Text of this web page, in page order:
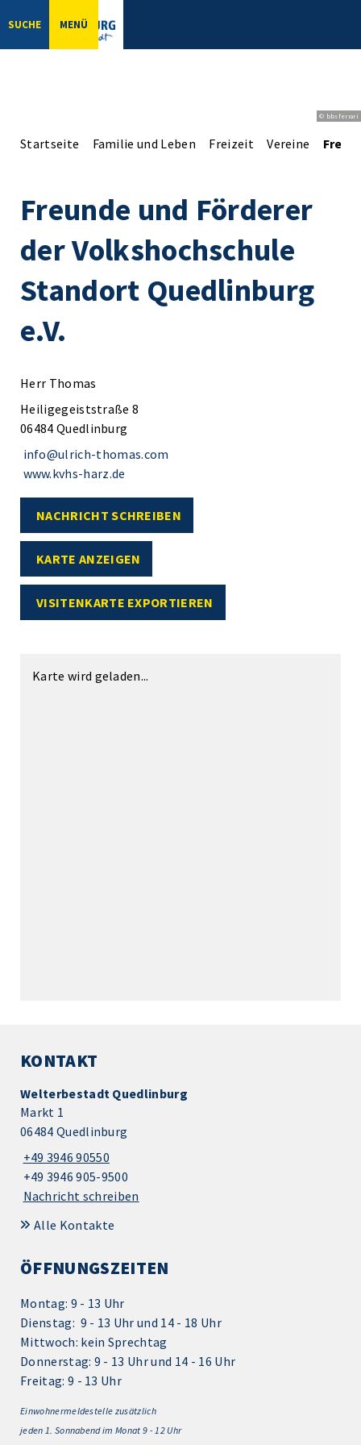
SUCHE MENÜ
© bbsferrari
Startseite Familie und Leben Freizeit Vereine
Freunde und Förderer
der Volkshochschule
Standort Quedlinburg
e.V.
Herr Thomas
Heiligegeiststraße 8
06484 Quedlinburg
info@ulrich-thomas.com
www.kvhs-harz.de
NACHRICHT SCHREIBEN
KARTE ANZEIGEN
VISITENKARTE EXPORTIEREN
Karte wird geladen...
KONTAKT
Welterbestadt Quedlinburg
Markt 1
06484 Quedlinburg
+49 3946 90550
+49 3946 905-9500
Nachricht schreiben
Alle Kontakte
ÖFFNUNGSZEITEN
Montag: 9 - 13 Uhr
Dienstag: 9 - 13 Uhr und 14 - 18 Uhr
Mittwoch: kein Sprechtag
Donnerstag: 9 - 13 Uhr und 14 - 16 Uhr
Freitag: 9 - 13 Uhr
Einwohnermeldestelle zusätzlich
jeden 1. Sonnabend im Monat 9 - 12 Uhr